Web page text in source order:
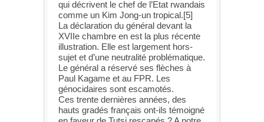
qui décrivent le chef de l’Etat rwandais
comme un Kim Jong-un tropical.[5]
La déclaration du général devant la
XVIIe chambre en est la plus récente
illustration. Elle est largement hors-
sujet et d’une neutralité problématique.
Le général a réservé ses flèches à
Paul Kagame et au FPR. Les
génocidaires sont escamotés.
Ces trente dernières années, des
hauts gradés français ont-ils témoigné